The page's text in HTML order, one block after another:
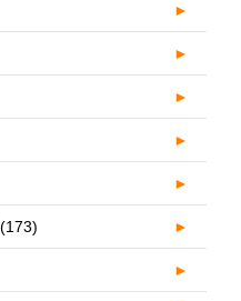
►
►
►
►
►
(173) ►
►